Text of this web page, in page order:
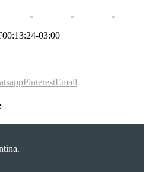
03:00
PinterestEmail